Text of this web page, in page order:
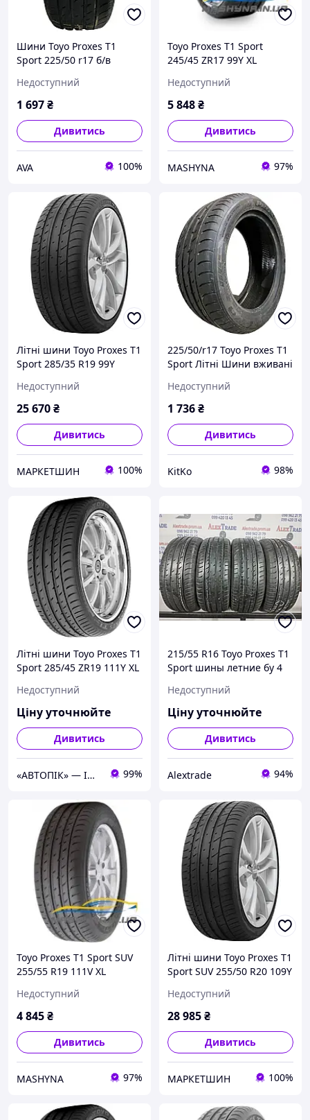
Шини Toyo Proxes T1
Sport 225/50 r17 б/в
Недоступний
1 697₴
Дивитись
AVA 100%
Toyo Proxes T1 Sport
245/45 ZR17 99Y XL
Недоступний
5 848₴
Дивитись
MASHYNA 97%
Літні шини Toyo Proxes T1
Sport 285/35 R19 99Y
Недоступний
25 670₴
Дивитись
МАРКЕТШИН 100%
225/50/r17 Toyo Proxes T1
Sport Літні Шини вживані
Недоступний
1 736₴
Дивитись
KitKo 98%
Літні шини Toyo Proxes T1
Sport 285/45 ZR19 111Y XL
Недоступний
Ціну уточнюйте
Дивитись
«АВТОПІК» — ІНТЕРНЕТ МАГАЗИН АВТОТОВАРІВ 99%
215/55 R16 Toyo Proxes T1
Sport шины летние бу 4
Недоступний
Ціну уточнюйте
Дивитись
Alextrade 94%
Toyo Proxes T1 Sport SUV
255/55 R19 111V XL
Недоступний
4 845₴
Дивитись
MASHYNA 97%
Літні шини Toyo Proxes T1
Sport SUV 255/50 R20 109Y
Недоступний
28 985₴
Дивитись
МАРКЕТШИН 100%